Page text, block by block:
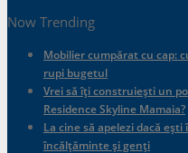
Now Trending
Mobilier cumpărat cu cap:
rupi bugetul
Vrei să îți construiești un
Residence Skyline Mamaia?
La cine să apelezi dacă
încălțăminte și genți